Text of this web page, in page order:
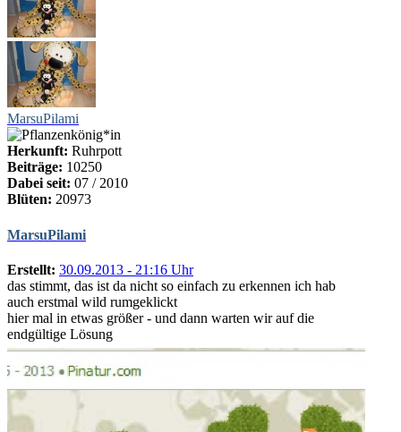
MarsuPilami
Herkunft: Ruhrpott
Beiträge: 10250
Dabei seit: 07 / 2010
Blüten: 20973
MarsuPilami
Erstellt: 30.09.2013 - 21:16 Uhr
das stimmt, das ist da nicht so einfach zu erkennen ich hab
auch erstmal wild rumgeklickt
hier mal in etwas größer - und dann warten wir auf die
endgültige Lösung